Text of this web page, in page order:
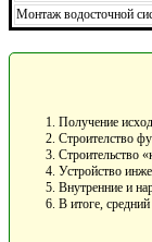
Монтаж водосточной
Получение
Строителство
Строительство
Устройство
Внутренние и
В итоге,